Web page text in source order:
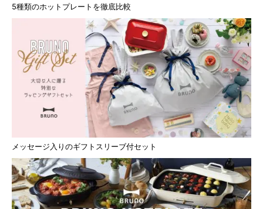
5種類のホットプレートを徹底比較
メッセージ入りのギフトスリーブ付セット